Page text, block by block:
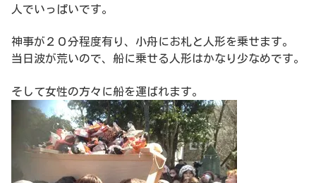
人でいっぱいです。
神事が２０分程度有り、小舟にお札と人形を乗せます。
当日波が荒いので、船に乗せる人形はかなり少なめです。
そして女性の方々に船を運ばれます。